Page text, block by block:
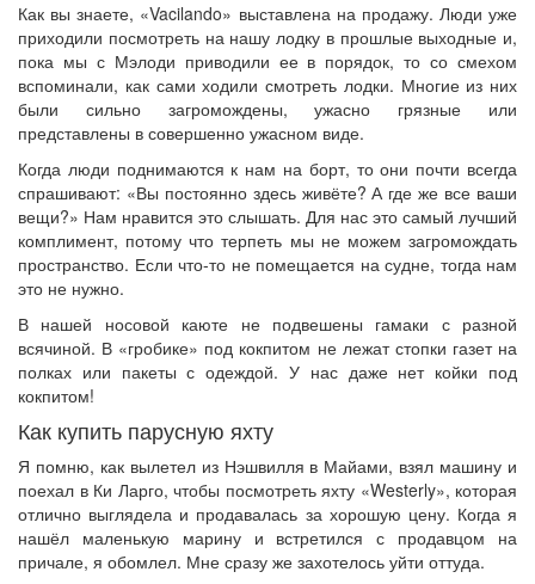
Как вы знаете, «Vacilando» выставлена на продажу. Люди уже
приходили посмотреть на нашу лодку в прошлые выходные и,
пока мы с Мэлоди приводили ее в порядок, то со смехом
вспоминали, как сами ходили смотреть лодки. Многие из них
были сильно загромождены, ужасно грязные или
представлены в совершенно ужасном виде.
Когда люди поднимаются к нам на борт, то они почти всегда
спрашивают: «Вы постоянно здесь живёте? А где же все ваши
вещи?» Нам нравится это слышать. Для нас это самый лучший
комплимент, потому что терпеть мы не можем загромождать
пространство. Если что-то не помещается на судне, тогда нам
это не нужно.
В нашей носовой каюте не подвешены гамаки с разной
всячиной. В «гробике» под кокпитом не лежат стопки газет на
полках или пакеты с одеждой. У нас даже нет койки под
кокпитом!
Как купить парусную яхту
Я помню, как вылетел из Нэшвилля в Майами, взял машину и
поехал в Ки Ларго, чтобы посмотреть яхту «Westerly», которая
отлично выглядела и продавалась за хорошую цену. Когда я
нашёл маленькую марину и встретился с продавцом на
причале, я обомлел. Мне сразу же захотелось уйти оттуда.